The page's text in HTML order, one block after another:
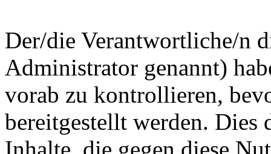
Der/die Verantwortliche/n
Administrator genannt)
vorab zu kontrollieren,
bereitgestellt werden. Dies